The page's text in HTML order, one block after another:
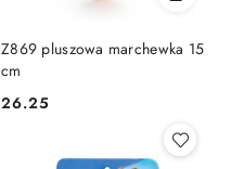
Z869 pluszowa marchewka 15
cm
Cena:
26.25